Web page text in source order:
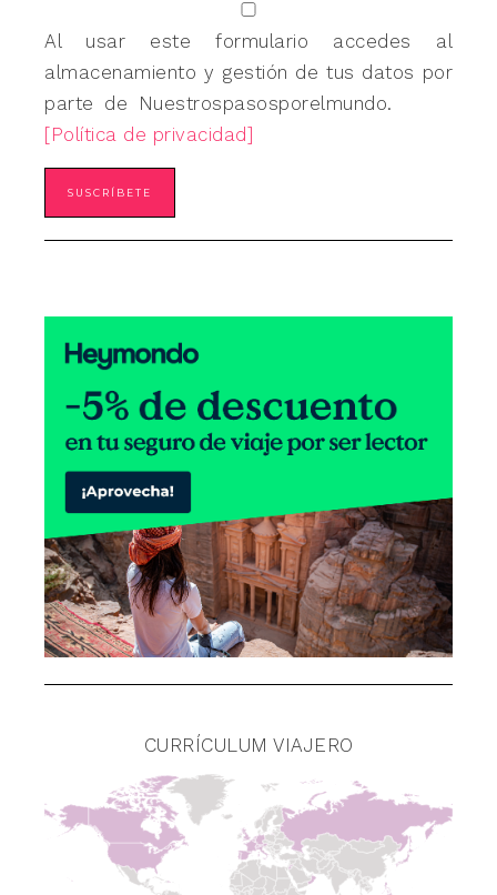
Al usar este formulario accedes al
almacenamiento y gestión de tus datos por
parte de Nuestrospasosporelmundo.
[Política de privacidad]
CURRÍCULUM VIAJERO